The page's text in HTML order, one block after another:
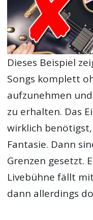
Dieses Beispiel
Songs komplett
aufzunehmen
zu erhalten. Das
wirklich
Fantasie. Dann
Grenzen gesetzt.
Livebühne fällt
dann allerdings